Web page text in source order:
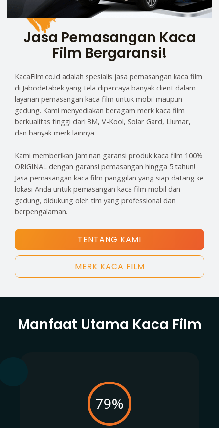
Jasa Pemasangan Kaca
Film Bergaransi!
KacaFilm.co.id adalah spesialis jasa pemasangan kaca film
di Jabodetabek yang tela dipercaya banyak client dalam
layanan pemasangan kaca film untuk mobil maupun
gedung. Kami menyediakan beragam merk kaca film
berkualitas tinggi dari 3M, V-Kool, Solar Gard, Llumar,
dan banyak merk lainnya.
Kami memberikan jaminan garansi produk kaca film 100%
ORIGINAL dengan garansi pemasangan hingga 5 tahun!
Jasa pemasangan kaca film panggilan yang siap datang ke
lokasi Anda untuk pemasangan kaca film mobil dan
gedung, didukung oleh tim yang professional dan
berpengalaman.
TENTANG KAMI
MERK KACA FILM
Manfaat Utama Kaca Film
79%